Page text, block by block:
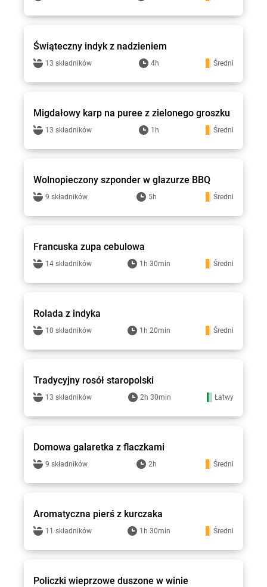
Stokrotka - przepisy
Świąteczny indyk z nadzieniem
13 składników 4h Średni
Stokrotka - przepisy
Migdałowy karp na puree z zielonego groszku
13 składników 1h Średni
Stokrotka - przepisy
Wolnopieczony szponder w glazurze BBQ
9 składników 5h Średni
Stokrotka - przepisy
Francuska zupa cebulowa
14 składników 1h 30min Średni
Stokrotka - przepisy
Rolada z indyka
10 składników 1h 20min Średni
Stokrotka - przepisy
Tradycyjny rosół staropolski
13 składników 2h 30min Łatwy
Stokrotka - przepisy
Domowa galaretka z flaczkami
9 składników 2h Średni
Stokrotka - przepisy
Aromatyczna pierś z kurczaka
11 składników 1h 30min Średni
Stokrotka - przepisy
Policzki wieprzowe duszone w winie